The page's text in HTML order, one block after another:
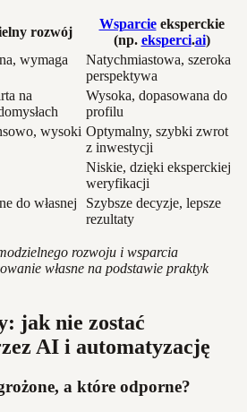
rozwój
Wsparcieeksperckie
(np. eksperci.ai)
wymaga
Natychmiastowa, szeroka
perspektywa
na
Wysoka, dopasowana do
profilu
wysoki Optymalny, szybki zwrot
z inwestycji
Niskie, dzięki eksperckiej
weryfikacji
do własnej
Szybsze decyzje, lepsze
rezultaty
rozwoju i wsparcia
własne na podstawie praktyk
jak nie zostać
AI i automatyzację
a które odporne?